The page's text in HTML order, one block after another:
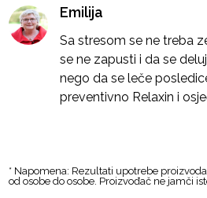
Emilija
Sa stresom se ne treba
se ne zapusti i da se
nego da se leče
preventivno Relaxin i
* Napomena: Rezultati upotrebe
od osobe do osobe. Proizvođač ne jamči